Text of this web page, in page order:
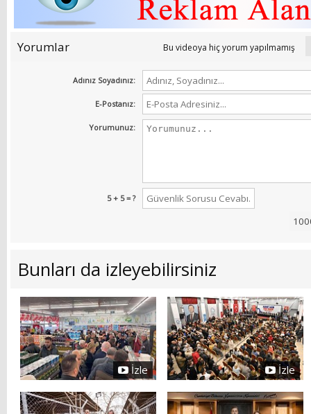
Yorumlar Bu videoya hiç yorum yapılmamış
Adınız Soyadınız:
E-Postanız:
Yorumunuz:
5 + 5 = ?
Bunları da izleyebilirsiniz
İzle İzle